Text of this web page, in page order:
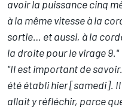
avoir la puissance cinq
à la même vitesse à la
sortie… et aussi, à la
la droite pour le virage 9."
"Il est important de
été établi hier [samedi].
allait y réfléchir, parce